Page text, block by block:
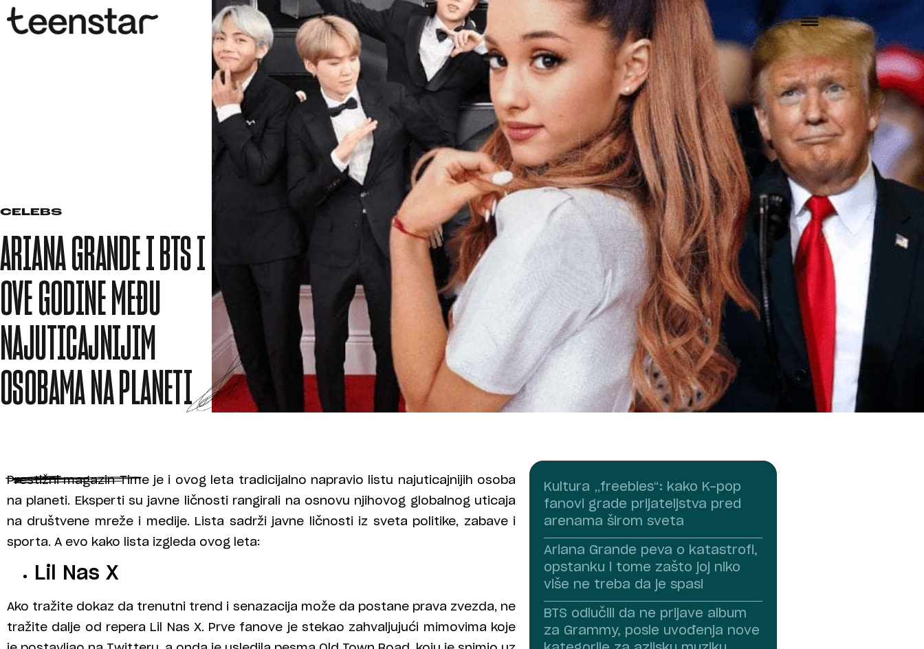
CELEBS
ARIANA GRANDE I BTS I
OVE GODINE MEĐU
NAJUTICAJNIJIM
OSOBAMA NA PLANETI
Prestižni magazin Time je i ovog leta tradicijalno napravio listu najuticajnijih osoba
na planeti. Eksperti su javne ličnosti rangirali na osnovu njihovog globalnog uticaja
na društvene mreže i medije. Lista sadrži javne ličnosti iz sveta politike, zabave i
sporta. A evo kako lista izgleda ovog leta:
Lil Nas X
Ako tražite dokaz da trenutni trend i senazacija može da postane prava zvezda, ne
tražite dalje od repera Lil Nas X. Prve fanove je stekao zahvaljujući mimovima koje
Kultura „freebies“: kako K-pop
fanovi grade prijateljstva pred
arenama širom sveta
Ariana Grande peva o katastrofi,
opstanku i tome zašto joj niko
više ne treba da je spasi
BTS odlučili da ne prijave album
za Grammy, posle uvođenja nove